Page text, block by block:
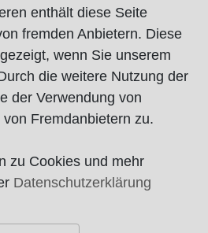
Cookies erlaubt!
2026
enthält diese Seite
fremden Anbietern. Diese
wenn Sie unserem
die weitere Nutzung der
der Verwendung von
Fremdanbietern zu.
zu Cookies und mehr
Datenschutzerklärung